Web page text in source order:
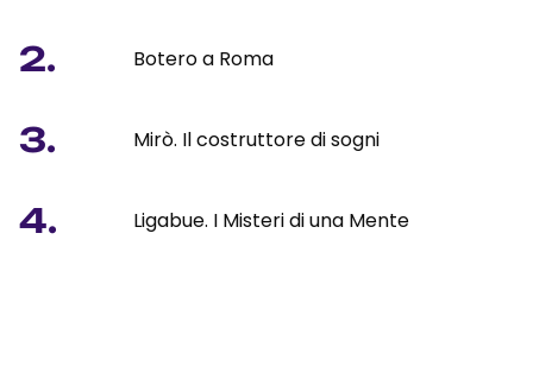
2. Botero a Roma
3. Mirò. Il costruttore di sogni
4. Ligabue. I Misteri di una Mente